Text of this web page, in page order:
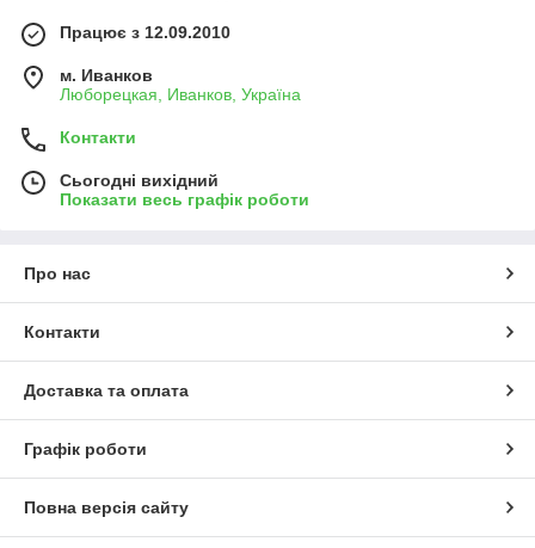
Працює з 12.09.2010
м. Иванков
Люборецкая, Иванков, Україна
Контакти
Сьогодні вихідний
Показати весь графік роботи
Про нас
Контакти
Доставка та оплата
Графік роботи
Повна версія сайту